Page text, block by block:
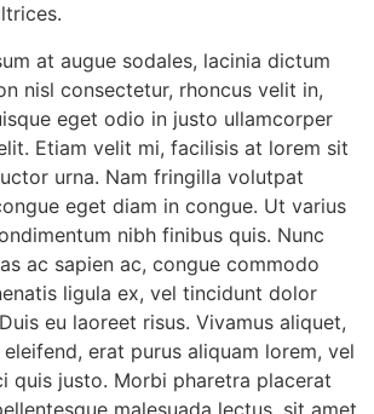
at augue sodales, lacinia dictum
nisl consectetur, rhoncus velit in,
eget odio in justo ullamcorper
Etiam velit mi, facilisis at lorem sit
urna. Nam fringilla volutpat
eget diam in congue. Ut varius
nibh finibus quis. Nunc
ac sapien ac, congue commodo
ligula ex, vel tincidunt dolor
eu laoreet risus. Vivamus aliquet,
erat purus aliquam lorem, vel
quis justo. Morbi pharetra placerat
malesuada lectus, sit amet